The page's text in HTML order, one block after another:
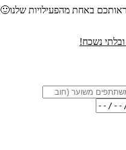
באחת מהפעילויות שלנו🙂
ובלתי נשכח!